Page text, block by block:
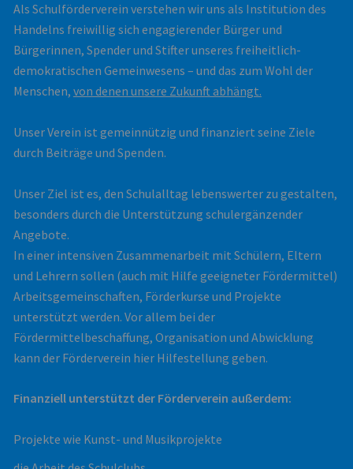
Als Schulförderverein verstehen wir uns als Institution des
Handelns freiwillig sich engagierender Bürger und
Bürgerinnen, Spender und Stifter unseres freiheitlich-
demokratischen Gemeinwesens – und das zum Wohl der
Menschen, von denen unsere Zukunft abhängt.
Unser Verein ist gemeinnützig und finanziert seine Ziele
durch Beiträge und Spenden.
Unser Ziel ist es, den Schulalltag lebenswerter zu gestalten,
besonders durch die Unterstützung schulergänzender
Angebote.
In einer intensiven Zusammenarbeit mit Schülern, Eltern
und Lehrern sollen (auch mit Hilfe geeigneter Fördermittel)
Arbeitsgemeinschaften, Förderkurse und Projekte
unterstützt werden. Vor allem bei der
Fördermittelbeschaffung, Organisation und Abwicklung
kann der Förderverein hier Hilfestellung geben.
Finanziell unterstützt der Förderverein außerdem:
Projekte wie Kunst- und Musikprojekte